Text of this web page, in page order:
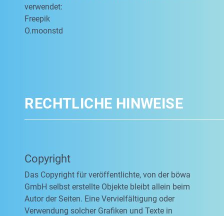
verwendet:
Freepik
O.moonstd
RECHTLICHE HINWEISE
Copyright
Das Copyright für veröffentlichte, von der böwa
GmbH selbst erstellte Objekte bleibt allein beim
Autor der Seiten. Eine Vervielfältigung oder
Verwendung solcher Grafiken und Texte in